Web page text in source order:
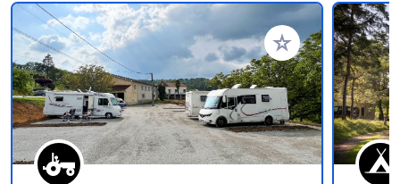
Zu Ihren Favoriten